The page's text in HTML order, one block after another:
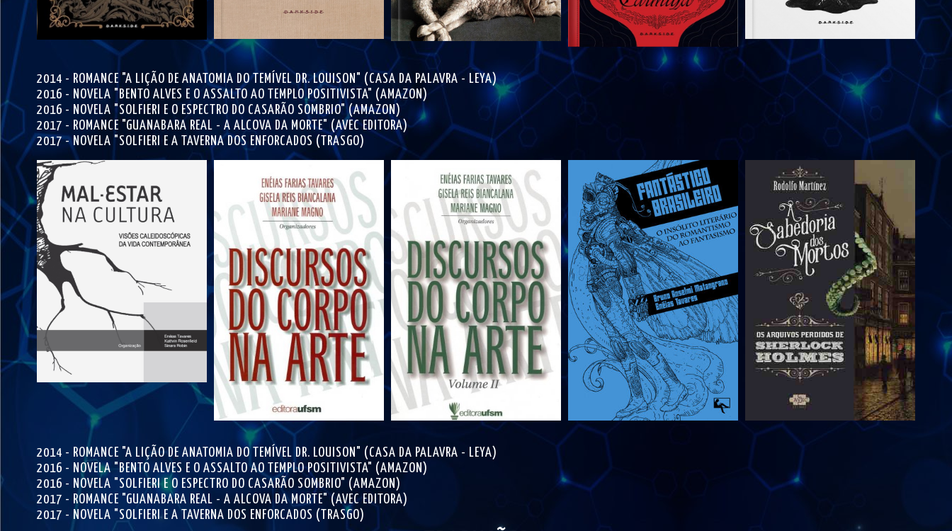
2014 - ROMANCE "A LIÇÃO DE ANATOMIA DO TEMÍVEL DR. LOUISON" (CASA DA PALAVRA - LEYA)
2016 - NOVELA "BENTO ALVES E O ASSALTO AO TEMPLO POSITIVISTA" (AMAZON)
2016 - NOVELA "SOLFIERI E O ESPECTRO DO CASARÃO SOMBRIO" (AMAZON)
2017 - ROMANCE "GUANABARA REAL - A ALCOVA DA MORTE" (AVEC EDITORA)
2017 - NOVELA "SOLFIERI E A TAVERNA DOS ENFORCADOS (TRASGO)
2014 - ROMANCE "A LIÇÃO DE ANATOMIA DO TEMÍVEL DR. LOUISON" (CASA DA PALAVRA - LEYA)
2016 - NOVELA "BENTO ALVES E O ASSALTO AO TEMPLO POSITIVISTA" (AMAZON)
2016 - NOVELA "SOLFIERI E O ESPECTRO DO CASARÃO SOMBRIO" (AMAZON)
2017 - ROMANCE "GUANABARA REAL - A ALCOVA DA MORTE" (AVEC EDITORA)
2017 - NOVELA "SOLFIERI E A TAVERNA DOS ENFORCADOS (TRASGO)